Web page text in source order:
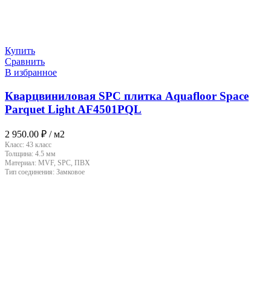
Купить
Сравнить
В избранное
Кварцвиниловая SPC плитка Aquafloor Space
Parquet Light AF4501PQL
2 950.00 ₽ / м2
Класс: 43 класс
Толщина: 4.5 мм
Материал: MVF, SPC, ПВХ
Тип соединения: Замковое